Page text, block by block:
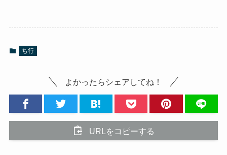
ち行
よかったらシェアしてね！
URLをコピーする